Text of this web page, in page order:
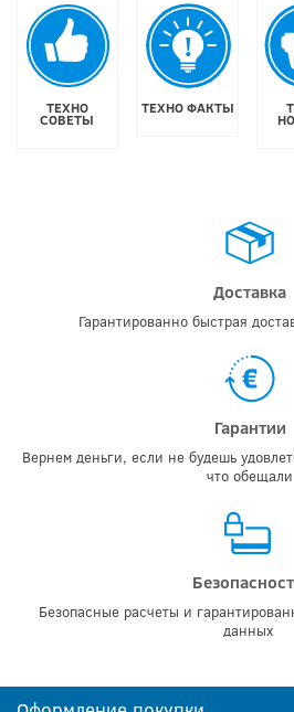
ТЕХНО
СОВЕТЫ
ТЕХНО ФАКТЫ
Доставка
Гарантированно быстрая
Гарантии
Вернем деньги, если не будешь
что обещали
Безопасные расчеты и
данных